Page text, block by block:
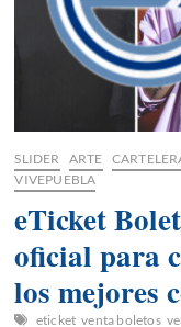
SLIDER ARTE
VIVEPUEBLA
eTicket
oficial para
los mejores
eticket venta boletos